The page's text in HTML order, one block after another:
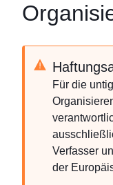
Für die
Verfasser
der